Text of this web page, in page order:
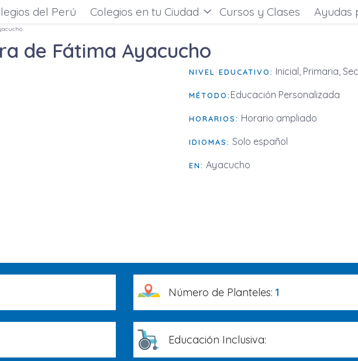
del Perú Colegios en tu Ciudad Cursos y Clases Ayudas
de Fátima Ayacucho
NIVEL EDUCATIVO: Inicial, Primaria,
MÉTODO: Educación Personalizada
HORARIOS: Horario ampliado
IDIOMAS: Solo español
EN: Ayacucho
Número de Planteles: 1
Educación Inclusiva: